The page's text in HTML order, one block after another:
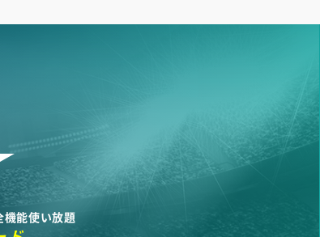
機能使い放題